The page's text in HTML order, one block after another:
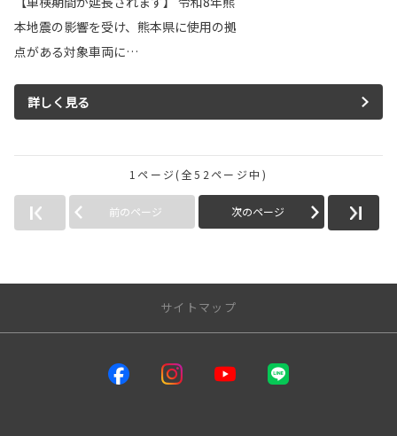
本地震の影響を受け、熊本県に使用の拠
点がある対象車両に…
詳しく見る
1ページ(全52ページ中)
前のページ 次のページ
サイトマップ